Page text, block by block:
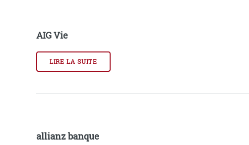
AIG Vie
LIRE LA SUITE
allianz banque